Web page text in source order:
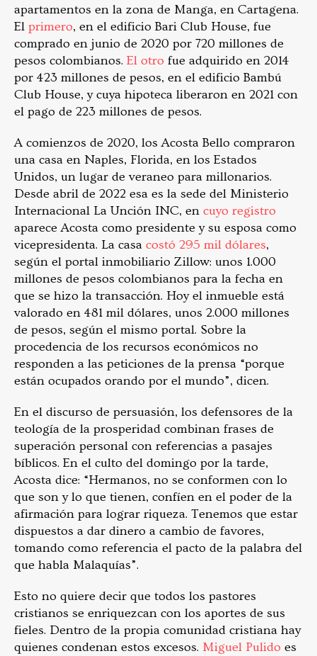
apartamentos en la zona de Manga, en Cartagena.
El primero, en el edificio Bari Club House, fue
comprado en junio de 2020 por 720 millones de
pesos colombianos. El otro fue adquirido en 2014
por 423 millones de pesos, en el edificio Bambú
Club House, y cuya hipoteca liberaron en 2021 con
el pago de 223 millones de pesos.
A comienzos de 2020, los Acosta Bello compraron
una casa en Naples, Florida, en los Estados
Unidos, un lugar de veraneo para millonarios.
Desde abril de 2022 esa es la sede del Ministerio
Internacional La Unción INC, en cuyo registro
aparece Acosta como presidente y su esposa como
vicepresidenta. La casa costó 295 mil dólares,
según el portal inmobiliario Zillow: unos 1.000
millones de pesos colombianos para la fecha en
que se hizo la transacción. Hoy el inmueble está
valorado en 481 mil dólares, unos 2.000 millones
de pesos, según el mismo portal. Sobre la
procedencia de los recursos económicos no
responden a las peticiones de la prensa “porque
están ocupados orando por el mundo”, dicen.
En el discurso de persuasión, los defensores de la
teología de la prosperidad combinan frases de
superación personal con referencias a pasajes
bíblicos. En el culto del domingo por la tarde,
Acosta dice: “Hermanos, no se conformen con lo
que son y lo que tienen, confíen en el poder de la
afirmación para lograr riqueza. Tenemos que estar
dispuestos a dar dinero a cambio de favores,
tomando como referencia el pacto de la palabra del
que habla Malaquías”.
Esto no quiere decir que todos los pastores
cristianos se enriquezcan con los aportes de sus
fieles. Dentro de la propia comunidad cristiana hay
quienes condenan estos excesos. Miguel Pulido es